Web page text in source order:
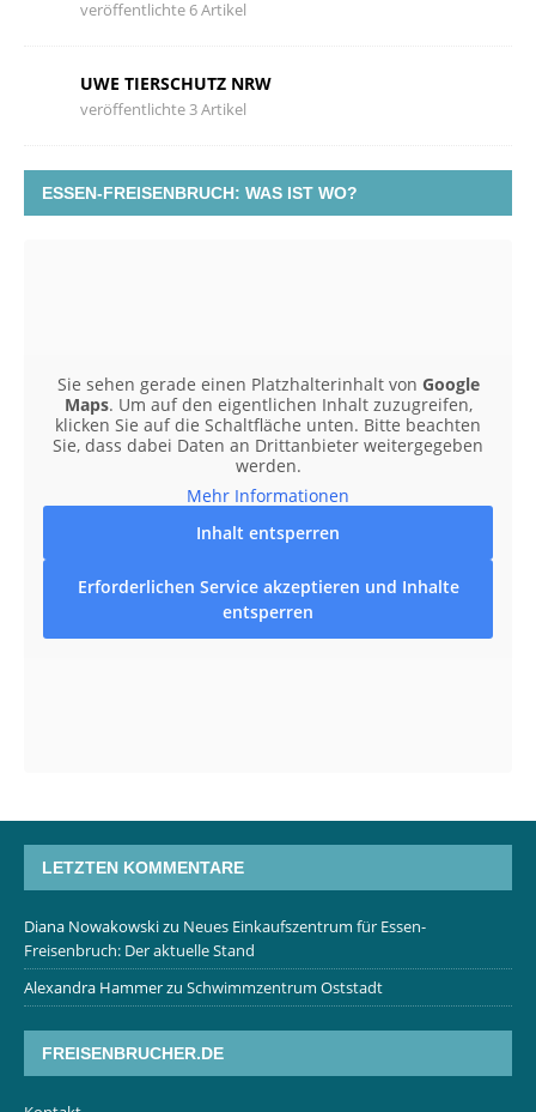
veröffentlichte 6 Artikel
UWE TIERSCHUTZ NRW
veröffentlichte 3 Artikel
ESSEN-FREISENBRUCH: WAS IST WO?
Sie sehen gerade einen Platzhalterinhalt von Google
Maps. Um auf den eigentlichen Inhalt zuzugreifen,
klicken Sie auf die Schaltfläche unten. Bitte beachten
Sie, dass dabei Daten an Drittanbieter weitergegeben
werden.
Mehr Informationen
Inhalt entsperren
Erforderlichen Service akzeptieren und Inhalte
entsperren
LETZTEN KOMMENTARE
Diana Nowakowskizu Neues Einkaufszentrum für Essen-
Freisenbruch: Der aktuelle Stand
Alexandra Hammerzu Schwimmzentrum Oststadt
FREISENBRUCHER.DE